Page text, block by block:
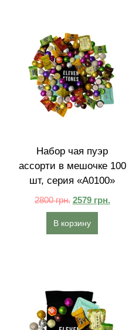
Набор чая пуэр
ассорти в мешочке 100
шт, серия «A0100»
2800грн. 2579 грн.
В корзину